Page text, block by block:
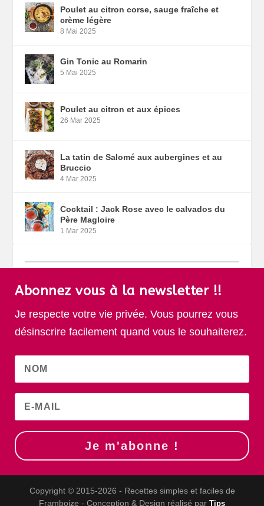
Poulet au citron corse, sauge fraîche et
crème légère
8 Mai 2025
Gin Tonic au Romarin
5 Mai 2025
Poulet au citron et aux épices
26 Mar 2025
La tatin de Salomé aux aubergines et au
Bruccio
4 Mar 2025
Cocktail : Jack Rose avec le calvados du
Père Magloire
1 Mar 2025
Abonnez vous à la newsletter !!
Je respecte votre vie privée. Vous pourrez vous
désinscrire facilement quand vous le souhaiterez.
Je m'abonne !
Copyright © 2015-2026 - Recettes simples et faciles de
Framboize - Conception & Design réalisé par Tips